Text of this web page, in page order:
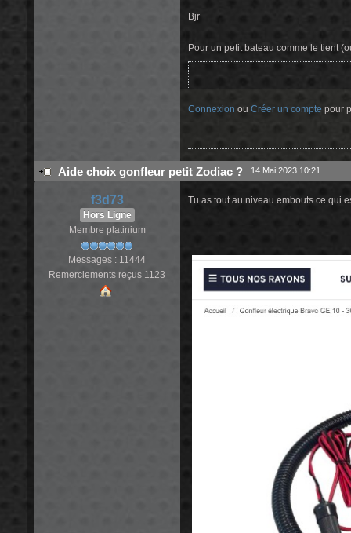
Bjr
Pour un petit bateau comme le tient
Connexion ou Créer un compte pour
Aide choix gonfleur petit Zodiac ? 14 Mai 2023 10:21
f3d73
Hors Ligne
Membre platinium
Messages : 11444
Remerciements reçus 1123
Tu as tout au niveau embouts ce qui